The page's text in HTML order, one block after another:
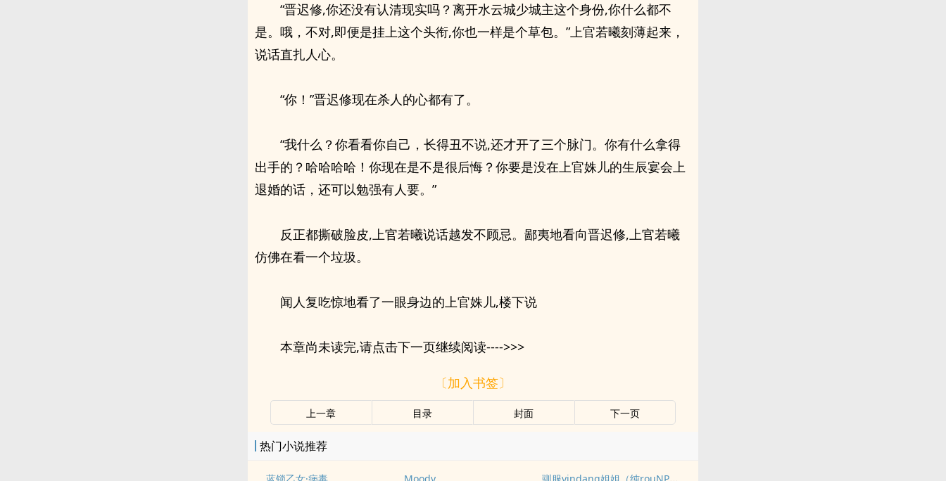
“晋迟修,你还没有认清现实吗？离开水云城少城主这个身份,你什么都不
是。哦，不对,即便是挂上这个头衔,你也一样是个草包。”上官若曦刻薄起来，
说话直扎人心。
“你！”晋迟修现在杀人的心都有了。
“我什么？你看看你自己，长得丑不说,还才开了三个脉门。你有什么拿得
出手的？哈哈哈哈！你现在是不是很后悔？你要是没在上官姝儿的生辰宴会上
退婚的话，还可以勉强有人要。”
反正都撕破脸皮,上官若曦说话越发不顾忌。鄙夷地看向晋迟修,上官若曦
仿佛在看一个垃圾。
闻人复吃惊地看了一眼身边的上官姝儿,楼下说
本章尚未读完,请点击下一页继续阅读---->>>
〔加入书签〕
上一章 目录 封面 下一页
热门小说推荐